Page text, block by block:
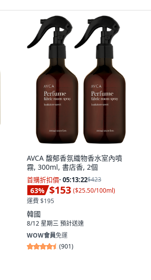
AVCA 馥郁香氛織物香水室內噴
霧, 300ml, 書店香, 2個
首購折扣價· 05:13:21$423
63% $153 ($25.50/100ml)
運費 $195
韓國
8/12 星期三預計送達
WOW會員免運
(901)